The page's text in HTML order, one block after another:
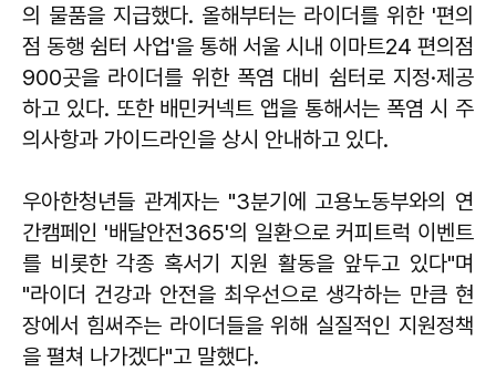
의 물품을 지급했다. 올해부터는 라이더를 위한 '편의
점 동행 쉼터 사업'을 통해 서울 시내 이마트24 편의점
900곳을 라이더를 위한 폭염 대비 쉼터로 지정·제공
하고 있다. 또한 배민커넥트 앱을 통해서는 폭염 시 주
의사항과 가이드라인을 상시 안내하고 있다.
우아한청년들 관계자는 "3분기에 고용노동부와의 연
간캠페인 '배달안전365'의 일환으로 커피트럭 이벤트
를 비롯한 각종 혹서기 지원 활동을 앞두고 있다"며
"라이더 건강과 안전을 최우선으로 생각하는 만큼 현
장에서 힘써주는 라이더들을 위해 실질적인 지원정책
을 펼쳐 나가겠다"고 말했다.